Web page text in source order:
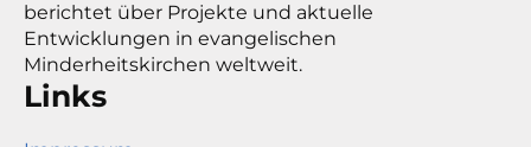
berichtet über Projekte und aktuelle
Entwicklungen in evangelischen
Minderheitskirchen weltweit.
Links